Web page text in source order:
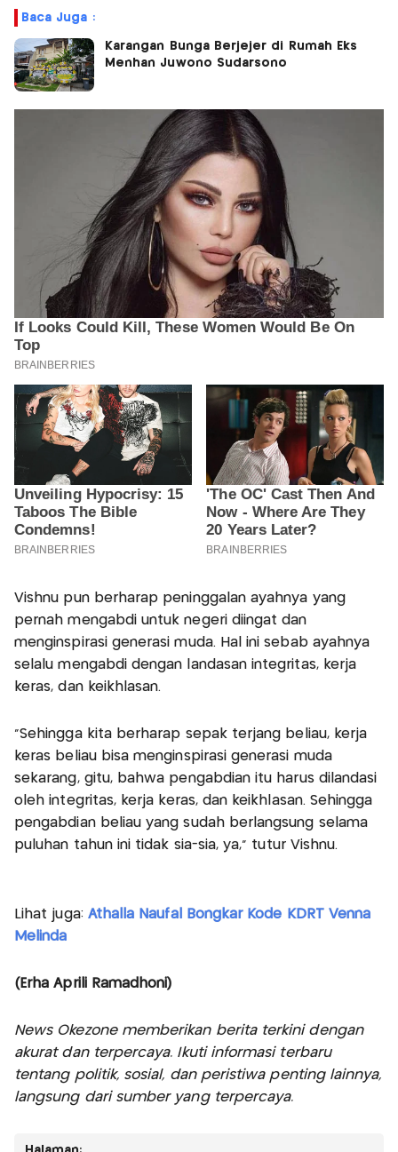
Baca Juga :
Karangan Bunga Berjejer di Rumah Eks
Menhan Juwono Sudarsono
Vishnu pun berharap peninggalan ayahnya yang
pernah mengabdi untuk negeri diingat dan
menginspirasi generasi muda. Hal ini sebab ayahnya
selalu mengabdi dengan landasan integritas, kerja
keras, dan keikhlasan.
"Sehingga kita berharap sepak terjang beliau, kerja
keras beliau bisa menginspirasi generasi muda
sekarang, gitu, bahwa pengabdian itu harus dilandasi
oleh integritas, kerja keras, dan keikhlasan. Sehingga
pengabdian beliau yang sudah berlangsung selama
puluhan tahun ini tidak sia-sia, ya," tutur Vishnu.
Lihat juga: Athalla Naufal Bongkar Kode KDRT Venna
Melinda
(Erha Aprili Ramadhoni)
News Okezone memberikan berita terkini dengan
akurat dan terpercaya. Ikuti informasi terbaru
tentang politik, sosial, dan peristiwa penting lainnya,
langsung dari sumber yang terpercaya.